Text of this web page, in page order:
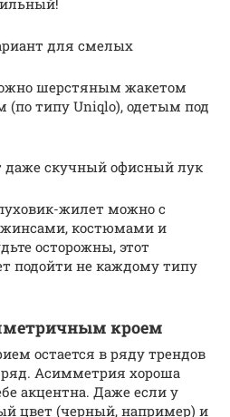
для смелых
шерстяным жакетом
(по типу Uniqlo), одетым под
даже скучный офисный лук
жилет можно с
костюмами и
осторожны, этот
подойти не каждому типу
кроем
остается в ряду трендов
Асимметрия хороша
акцентна. Даже если у
цвет (черный, например) и